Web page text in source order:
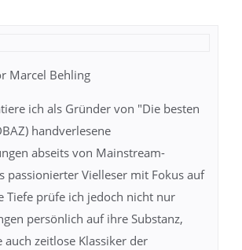
Marcel Behling
ich als Gründer von "Die besten
handverlesene
abseits von Mainstream-
passionierter Vielleser mit Fokus auf
Tiefe prüfe ich jedoch nicht nur
persönlich auf ihre Substanz,
zeitlose Klassiker der